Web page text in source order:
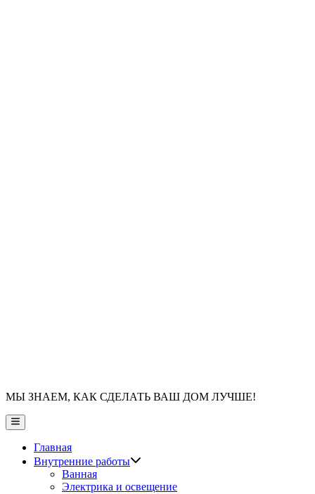
МЫ ЗНАЕМ, КАК СДЕЛАТЬ ВАШ ДОМ ЛУЧШЕ!
Главное
меню
Главная
Внутренние работы
Ванная
Электрика и освещение